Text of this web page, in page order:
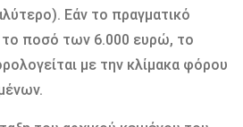
Εάν το πραγματικό
το ποσό των 6.000 ευρώ, το
με την κλίμακα φόρου